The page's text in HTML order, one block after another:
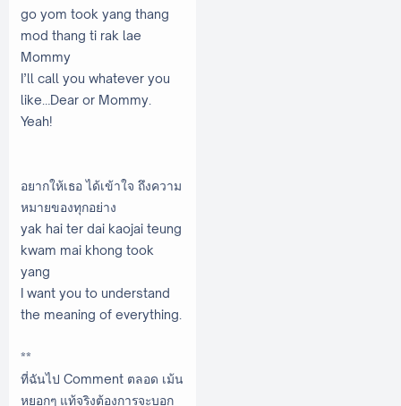
go yom took yang thang
mod thang ti rak lae
Mommy
I’ll call you whatever you
like…Dear or Mommy.
Yeah!
อยากให้เธอ ได้เข้าใจ ถึงความ
หมายของทุกอย่าง
yak hai ter dai kaojai teung
kwam mai khong took
yang
I want you to understand
the meaning of everything.
**
ที่ฉันไป Comment ตลอด เม้น
หยอกๆ แท้จริงต้องการจะบอก